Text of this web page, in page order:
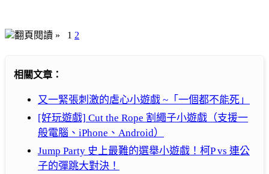
翻頁閱讀 » 1 2
相關文章：
又一緊張刺激的虐心小遊戲 ~「一個都不能死」
[好玩遊戲] Cut the Rope 割繩子小遊戲（支援一
般電腦、iPhone、Android）
Jump Party 史上最難的選舉小遊戲！柯P vs 連公
子的彈跳大對決！